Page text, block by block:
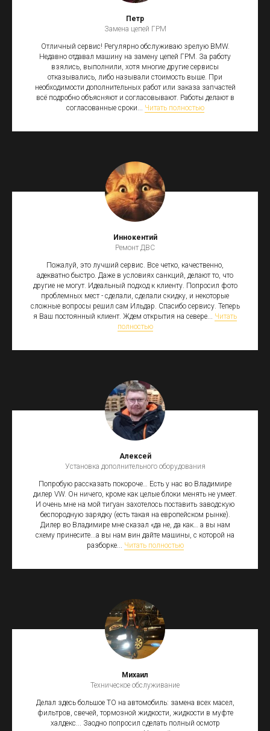
Петр
Замена цепей ГРМ
Отличный сервис! Регулярно обслуживаю зрелую BMW.
Недавно отдавал машину на замену цепей ГРМ. За работу
взялись, выполнили, хотя многие другие сервисы
отказывались, либо называли стоимость выше. При
необходимости дополнительных работ или заказа запчастей
всё подробно объясняют и согласовывают. Работы делают в
согласованные сроки... Читать полностью
Иннокентий
Ремонт ДВС
Пожалуй, это лучший сервис. Все четко, качественно,
адекватно быстро. Даже в условиях санкций, делают то, что
другие не могут. Идеальный подход к клиенту. Попросил фото
проблемных мест - сделали, сделали скидку, и некоторые
сложные вопросы решил сам Ильдар. Спасибо сервису. Теперь
я Ваш постоянный клиент. Ждем открытия на севере... Читать
полностью
Алексей
Установка дополнительного оборудования
Попробую рассказать покороче… Есть у нас во Владимире
дилер VW. Он ничего, кроме как целые блоки менять не умеет.
И очень мне на мой тигуан захотелось поставить заводскую
беспородную зарядку (есть такая на европейском рынке).
Дилер во Владимире мне сказал «да не, да как… а вы нам
схему принесите...а вы нам вин дайте машины, с которой на
разборке... Читать полностью
Михаил
Техническое обслуживание
Делал здесь большое ТО на автомобиль: замена всех масел,
фильтров, свечей, тормозной жидкости, жидкости в муфте
халдекс... Заодно попросил сделать полный осмотр